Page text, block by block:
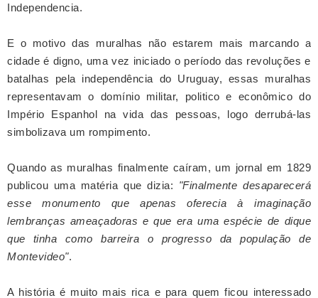
Independencia.
E o motivo das muralhas não estarem mais marcando a
cidade é digno, uma vez iniciado o período das revoluções e
batalhas pela independência do Uruguay, essas muralhas
representavam o domínio militar, politico e econômico do
Império Espanhol na vida das pessoas, logo derrubá-las
simbolizava um rompimento.
Quando as muralhas finalmente caíram, um jornal em 1829
publicou uma matéria que dizia: "Finalmente desaparecerá
esse monumento que apenas oferecia à imaginação
lembranças ameaçadoras e que era uma espécie de dique
que tinha como barreira o progresso da população de
Montevideo".
A história é muito mais rica e para quem ficou interessado